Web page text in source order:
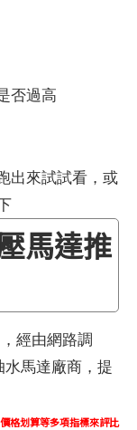
否過高
出來試試看，或
馬達推
經由網路調
馬達廠商，提
格划算等多項指標來評比